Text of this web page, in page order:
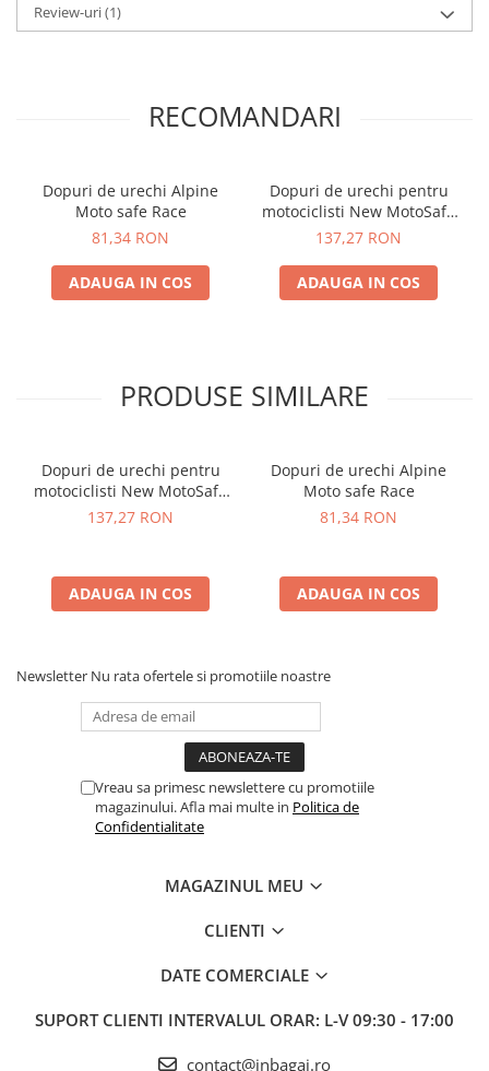
Review-uri(1)
RECOMANDARI
Dopuri de urechi Alpine
Moto safe Race
81,34 RON
ADAUGA IN COS
Dopuri de urechi pentru
motociclisti New MotoSafe
Pro
137,27 RON
ADAUGA IN COS
PRODUSE SIMILARE
Dopuri de urechi pentru
motociclisti New MotoSafe
Pro
137,27 RON
ADAUGA IN COS
Dopuri de urechi Alpine
Moto safe Race
81,34 RON
ADAUGA IN COS
Newsletter Nu rata ofertele si promotiile noastre
Vreau sa primesc newslettere cu promotiile
magazinului. Afla mai multe in Politica de
Confidentialitate
MAGAZINUL MEU
CLIENTI
DATE COMERCIALE
SUPORT CLIENTI INTERVALUL ORAR: L-V 09:30 - 17:00
contact@inbagaj.ro